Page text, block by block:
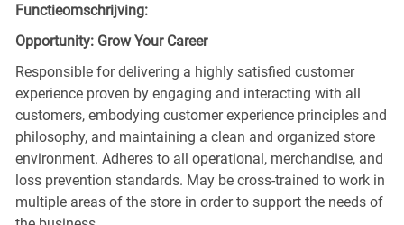
Functieomschrijving:
Opportunity: Grow Your Career
Responsible for delivering a highly satisfied customer
experience proven by engaging and interacting with all
customers, embodying customer experience principles and
philosophy, and maintaining a clean and organized store
environment. Adheres to all operational, merchandise, and
loss prevention standards. May be cross-trained to work in
multiple areas of the store in order to support the needs of